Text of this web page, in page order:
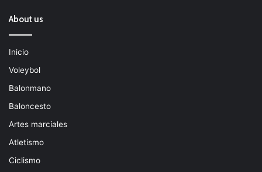
About us
Inicio
Voleybol
Balonmano
Baloncesto
Artes marciales
Atletismo
Ciclismo